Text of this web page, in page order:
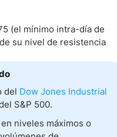
(el mínimo intra-día de
su nivel de resistencia
del Dow Jones Industrial
S&P 500.
niveles máximos o